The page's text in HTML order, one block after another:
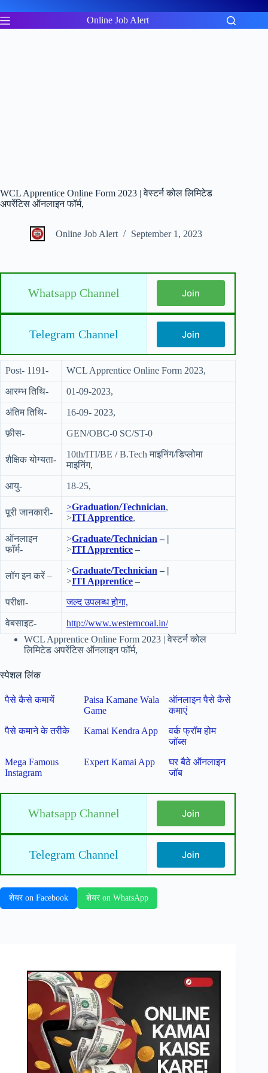
to
content
Online Job Alert
WCL Apprentice Online Form 2023 | वेस्टर्न कोल लिमिटेड
अपरेंटिस ऑनलाइन फॉर्म,
Online Job Alert September 1, 2023
Whatsapp Channel Join
Telegram Channel Join
Post- 1191- WCL Apprentice Online Form 2023,
आरम्भ तिथि- 01-09-2023,
अंतिम तिथि- 16-09- 2023,
फ़ीस- GEN/OBC-0 SC/ST-0
शैक्षिक योग्यता-
10th/ITI/BE / B.Tech माइनिंग/डिप्लोमा
माइनिंग,
आयु- 18-25,
पूरी जानकारी-
>Graduation/Technician,
>ITI Apprentice,
ऑनलाइन
फॉर्म-
>Graduate/Technician – |
>ITI Apprentice –
लॉग इन करें –
>Graduate/Technician – |
>ITI Apprentice –
परीक्षा- जल्द उपलब्ध होगा,
वेबसाइट-
http://www.westerncoal.in/
WCL Apprentice Online Form 2023 | वेस्टर्न कोल
लिमिटेड अपरेंटिस ऑनलाइन फॉर्म,
स्पेशल लिंक
पैसे कैसे कमायें
Paisa Kamane Wala
Game
ऑनलाइन पैसे कैसे
कमाएं
पैसे कमाने के तरीके
Kamai Kendra App
वर्क फ्रॉम होम
जॉब्स
Mega Famous
Instagram
Expert Kamai App
घर बैठे ऑनलाइन
जॉब
Whatsapp Channel Join
Telegram Channel Join
शेयर on Facebook शेयर on WhatsApp